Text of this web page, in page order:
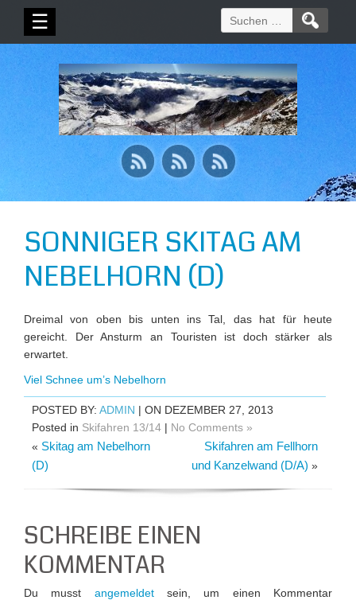
☰
Suchen
nach:
SONNIGER SKITAG AM
NEBELHORN (D)
Dreimal von oben bis unten ins Tal, das hat für heute
gereicht. Der Ansturm an Touristen ist doch stärker als
erwartet.
Viel Schnee um’s Nebelhorn
POSTED BY: ADMIN | ON DEZEMBER 27, 2013
Posted in Skifahren 13/14 | No Comments »
« Skitag am Nebelhorn
(D)
Skifahren am Fellhorn
und Kanzelwand (D/A) »
SCHREIBE EINEN
KOMMENTAR
Du musst angemeldetsein, um einen Kommentar